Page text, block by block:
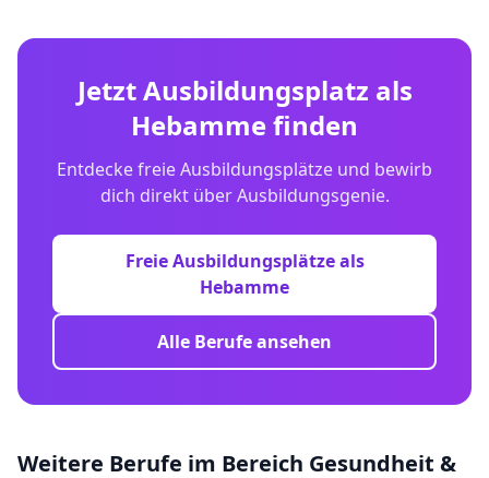
Jetzt Ausbildungsplatz als
Hebammefinden
Entdecke freie Ausbildungsplätze und bewirb
dich direkt über Ausbildungsgenie.
Freie Ausbildungsplätze als
Hebamme
Alle Berufe ansehen
Weitere Berufe im Bereich Gesundheit &